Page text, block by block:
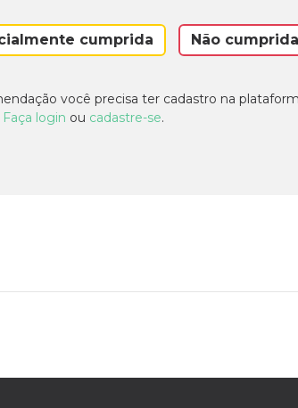
cumprida Não cumprida
você precisa ter cadastro na
Faça login ou cadastre-se.